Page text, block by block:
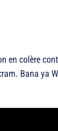
en colère
Bana ya